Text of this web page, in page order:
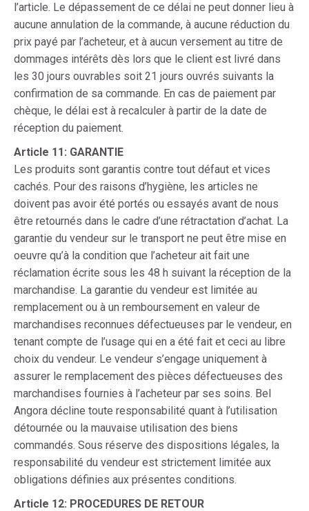
l’article. Le dépassement de ce délai ne peut donner lieu à
aucune annulation de la commande, à aucune réduction du
prix payé par l’acheteur, et à aucun versement au titre de
dommages intérêts dès lors que le client est livré dans
les 30 jours ouvrables soit 21 jours ouvrés suivants la
confirmation de sa commande. En cas de paiement par
chèque, le délai est à recalculer à partir de la date de
réception du paiement.
Article 11: GARANTIE
Les produits sont garantis contre tout défaut et vices
cachés. Pour des raisons d’hygiène, les articles ne
doivent pas avoir été portés ou essayés avant de nous
être retournés dans le cadre d’une rétractation d’achat. La
garantie du vendeur sur le transport ne peut être mise en
oeuvre qu’à la condition que l’acheteur ait fait une
réclamation écrite sous les 48 h suivant la réception de la
marchandise. La garantie du vendeur est limitée au
remplacement ou à un remboursement en valeur de
marchandises reconnues défectueuses par le vendeur, en
tenant compte de l’usage qui en a été fait et ceci au libre
choix du vendeur. Le vendeur s’engage uniquement à
assurer le remplacement des pièces défectueuses des
marchandises fournies à l’acheteur par ses soins. Bel
Angora décline toute responsabilité quant à l’utilisation
détournée ou la mauvaise utilisation des biens
commandés. Sous réserve des dispositions légales, la
responsabilité du vendeur est strictement limitée aux
obligations définies aux présentes conditions.
Article 12: PROCEDURES DE RETOUR